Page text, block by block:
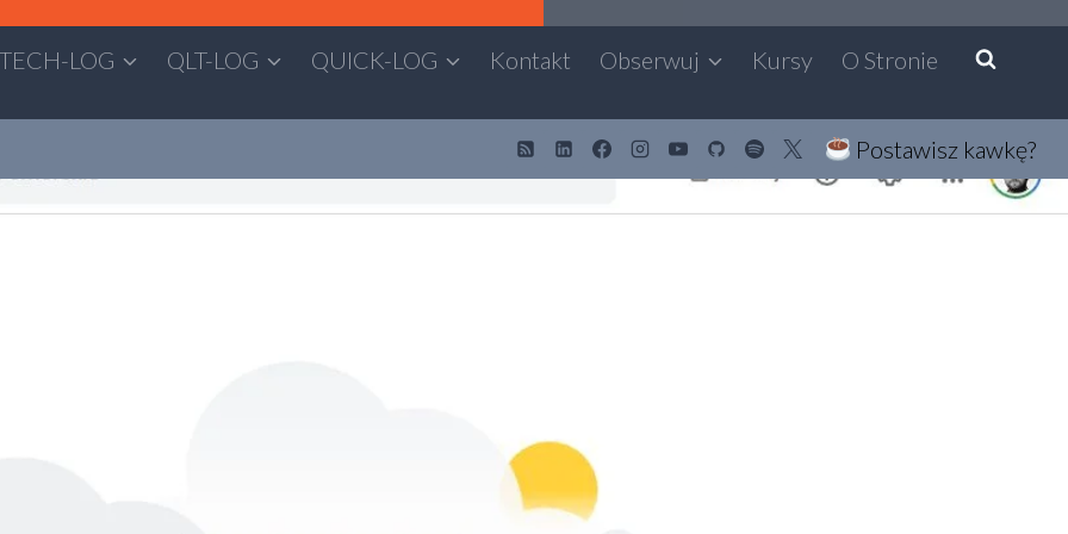
TECH-LOG QLT-LOG QUICK-LOG Kontakt Obserwuj Kursy O Stronie
Postawisz kawkę?